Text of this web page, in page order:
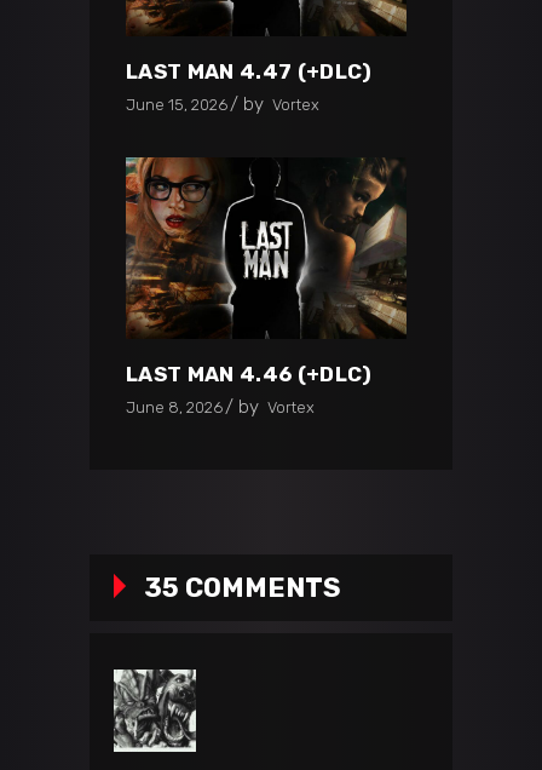
LAST MAN 4.47 (+DLC)
June 15, 2026 by Vortex
LAST MAN 4.46 (+DLC)
June 8, 2026 by Vortex
35 COMMENTS